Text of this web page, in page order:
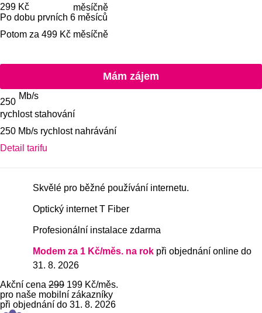
Cena je
299 Kč
měsíčně
Po dobu prvních 6 měsíců
Potom za 499 Kč měsíčně
Mám zájem
Balíček
250
Mb/s
rychlost stahování
250 Mb/s rychlost nahrávání
Zobrazit detail tarifu
Detail tarifu
Skvělé pro běžné používání internetu.
Optický internet T Fiber
Profesionální instalace zdarma
Modem za 1 Kč/měs. na rok při objednání online do
31. 8. 2026
Akční cena 299 199 Kč/měs.
pro naše mobilní zákazníky
při objednání do 31. 8. 2026